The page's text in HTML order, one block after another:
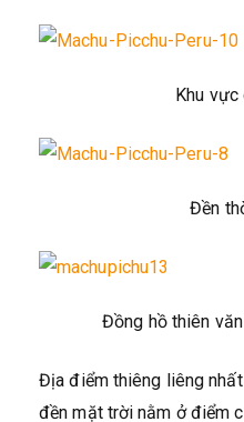
Khu vực
Đền
Đồng hồ thiên
Địa điểm thiêng liêng
đền mặt trời nằm ở điểm